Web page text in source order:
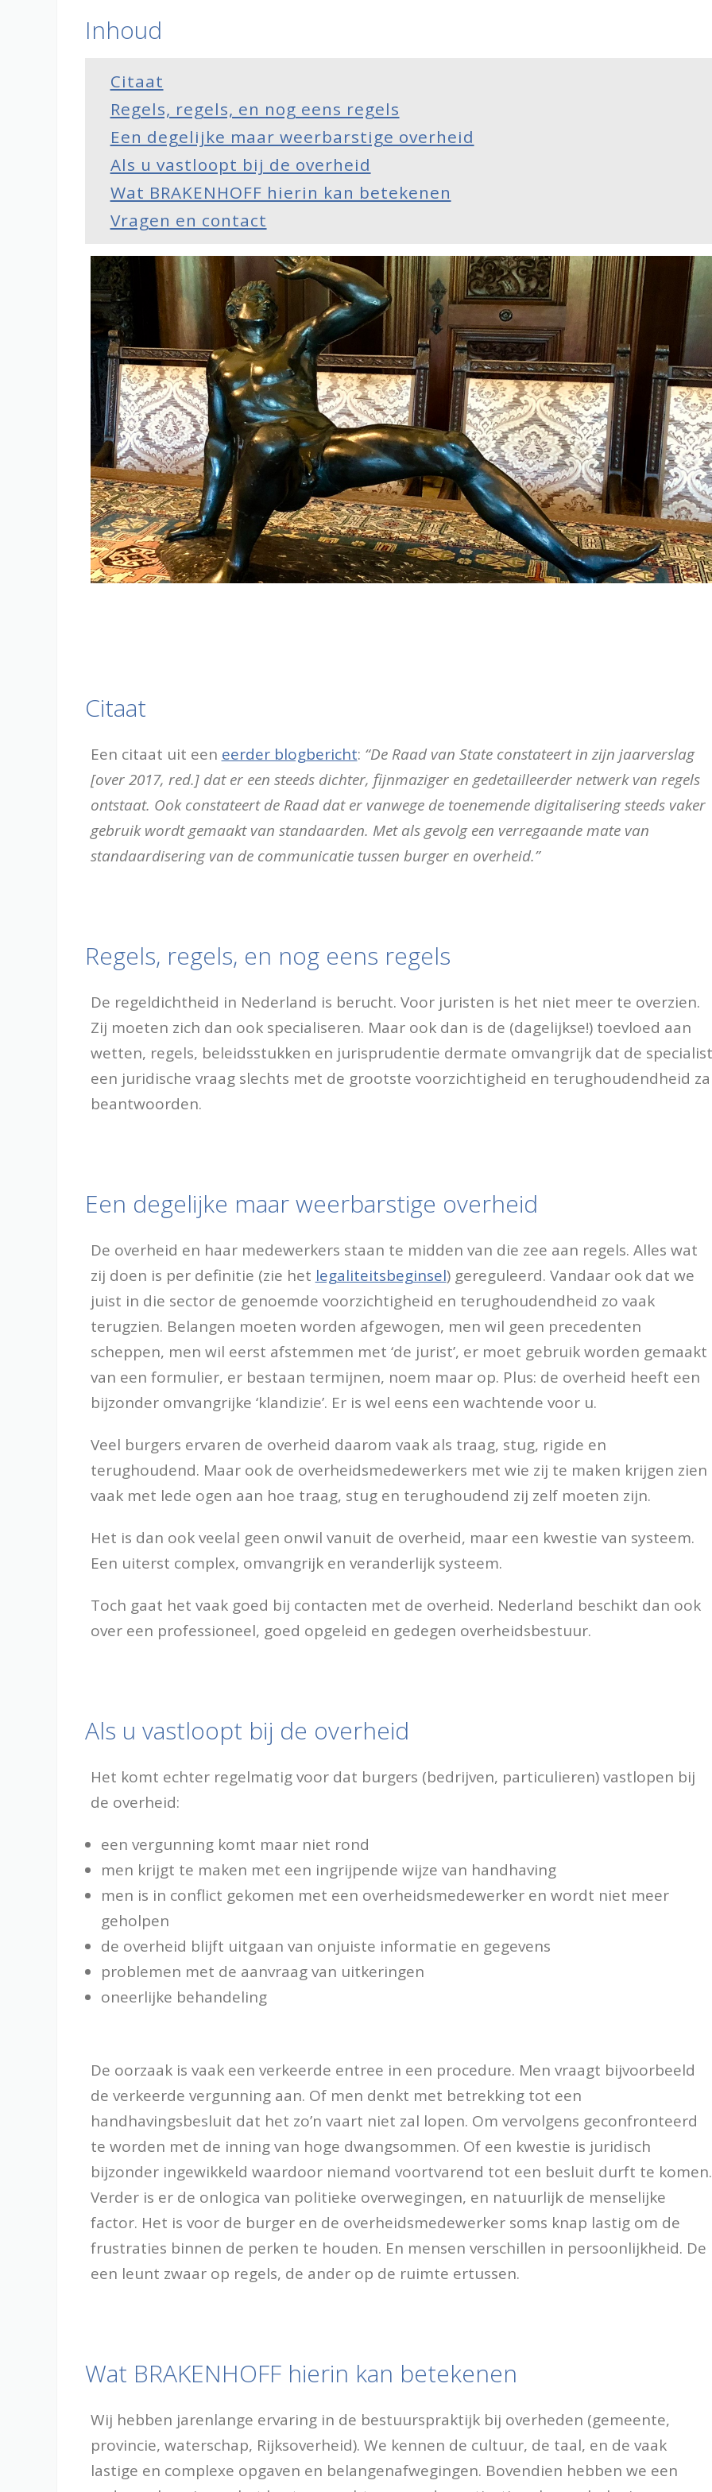
Inhoud
Citaat
Regels, regels, en nog eens regels
Een degelijke maar weerbarstige overheid
Als u vastloopt bij de overheid
Wat BRAKENHOFF hierin kan betekenen
Vragen en contact
Citaat
Een citaat uit een eerder blogbericht: “De Raad van State constateert in zijn jaarverslag
[over 2017, red.] dat er een steeds dichter, fijnmaziger en gedetailleerder netwerk van regels
ontstaat. Ook constateert de Raad dat er vanwege de toenemende digitalisering steeds vaker
gebruik wordt gemaakt van standaarden. Met als gevolg een verregaande mate van
standaardisering van de communicatie tussen burger en overheid.”
Regels, regels, en nog eens regels
De regeldichtheid in Nederland is berucht. Voor juristen is het niet meer te overzien.
Zij moeten zich dan ook specialiseren. Maar ook dan is de (dagelijkse!) toevloed aan
wetten, regels, beleidsstukken en jurisprudentie dermate omvangrijk dat de specialist
een juridische vraag slechts met de grootste voorzichtigheid en terughoudendheid
beantwoorden.
Een degelijke maar weerbarstige overheid
De overheid en haar medewerkers staan te midden van die zee aan regels. Alles wat
zij doen is per definitie (zie het legaliteitsbeginsel) gereguleerd. Vandaar ook dat we
juist in die sector de genoemde voorzichtigheid en terughoudendheid zo vaak
terugzien. Belangen moeten worden afgewogen, men wil geen precedenten
scheppen, men wil eerst afstemmen met ‘de jurist’, er moet gebruik worden gemaakt
van een formulier, er bestaan termijnen, noem maar op. Plus: de overheid heeft een
bijzonder omvangrijke ‘klandizie’. Er is wel eens een wachtende voor u.
Veel burgers ervaren de overheid daarom vaak als traag, stug, rigide en
terughoudend. Maar ook de overheidsmedewerkers met wie zij te maken krijgen zien
vaak met lede ogen aan hoe traag, stug en terughoudend zij zelf moeten zijn.
Het is dan ook veelal geen onwil vanuit de overheid, maar een kwestie van systeem.
Een uiterst complex, omvangrijk en veranderlijk systeem.
Toch gaat het vaak goed bij contacten met de overheid. Nederland beschikt dan ook
over een professioneel, goed opgeleid en gedegen overheidsbestuur.
Als u vastloopt bij de overheid
Het komt echter regelmatig voor dat burgers (bedrijven, particulieren) vastlopen bij
de overheid:
een vergunning komt maar niet rond
men krijgt te maken met een ingrijpende wijze van handhaving
men is in conflict gekomen met een overheidsmedewerker en wordt niet meer
geholpen
de overheid blijft uitgaan van onjuiste informatie en gegevens
problemen met de aanvraag van uitkeringen
oneerlijke behandeling
De oorzaak is vaak een verkeerde entree in een procedure. Men vraagt bijvoorbeeld
de verkeerde vergunning aan. Of men denkt met betrekking tot een
handhavingsbesluit dat het zo’n vaart niet zal lopen. Om vervolgens geconfronteerd
te worden met de inning van hoge dwangsommen. Of een kwestie is juridisch
bijzonder ingewikkeld waardoor niemand voortvarend tot een besluit durft te komen.
Verder is er de onlogica van politieke overwegingen, en natuurlijk de menselijke
factor. Het is voor de burger en de overheidsmedewerker soms knap lastig om de
frustraties binnen de perken te houden. En mensen verschillen in persoonlijkheid. De
een leunt zwaar op regels, de ander op de ruimte ertussen.
Wat BRAKENHOFF hierin kan betekenen
Wij hebben jarenlange ervaring in de bestuurspraktijk bij overheden (gemeente,
provincie, waterschap, Rijksoverheid). We kennen de cultuur, de taal, en de vaak
lastige en complexe opgaven en belangenafwegingen. Bovendien hebben we een